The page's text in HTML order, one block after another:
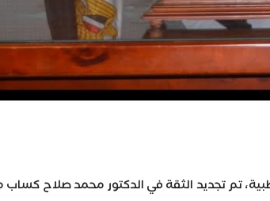
تم تجديد الثقة في الدكتور محمد صلاح